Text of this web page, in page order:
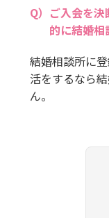
ご入会を
的に結婚相
結婚相談所に
活をするなら
ん。